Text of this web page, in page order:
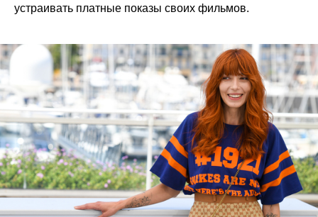
устраивать платные показы своих фильмов.